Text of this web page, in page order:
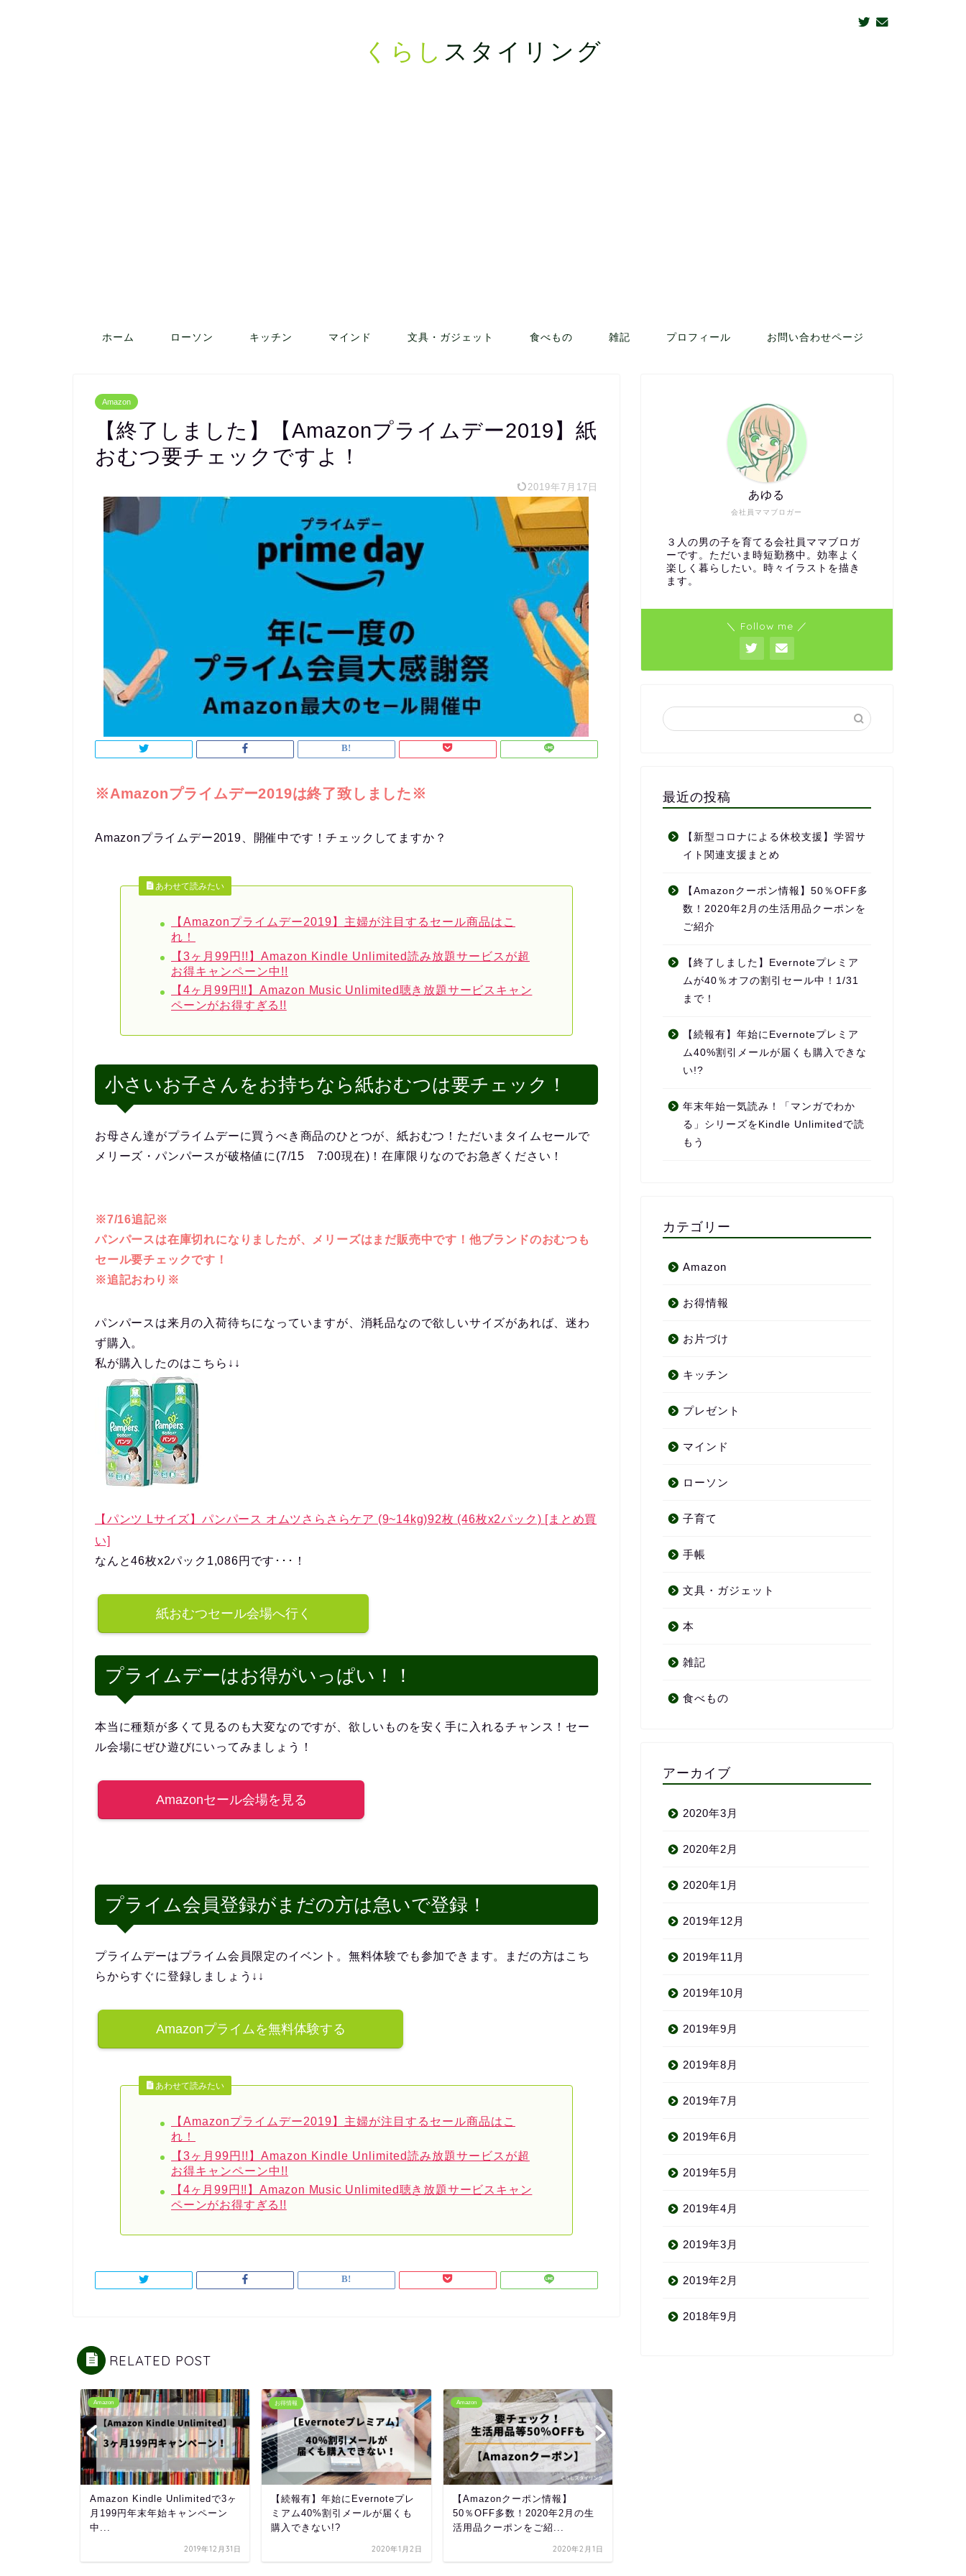
くらし スタイリング
ホーム ローソン キッチン マインド 文具・ガジェット 食べもの 雑記 プロフィール お問い合わせページ
Amazon
【終了しました】【Amazonプライムデー2019】紙
おむつ要チェックですよ！
2019年7月17日
※Amazonプライムデー2019は終了致しました※
Amazonプライムデー2019、開催中です！チェックしてますか？
あわせて読みたい
【Amazonプライムデー2019】主婦が注目するセール商品はこ
れ！
【3ヶ月99円!!】Amazon Kindle Unlimited読み放題サービスが超
お得キャンペーン中!!
【4ヶ月99円!!】Amazon Music Unlimited聴き放題サービスキャン
ペーンがお得すぎる!!
小さいお子さんをお持ちなら紙おむつは要チェック！
お母さん達がプライムデーに買うべき商品のひとつが、紙おむつ！ただいまタイムセールで
メリーズ・パンパースが破格値に(7/15 7:00現在)！在庫限りなのでお急ぎください！
※7/16追記※
パンパースは在庫切れになりましたが、メリーズはまだ販売中です！他ブランドのおむつも
セール要チェックです！
※追記おわり※
パンパースは来月の入荷待ちになっていますが、消耗品なので欲しいサイズがあれば、迷わ
ず購入。
私が購入したのはこちら↓↓
【パンツ Lサイズ】パンパース オムツさらさらケア (9~14kg)92枚 (46枚x2パック) [まとめ買
い]
なんと46枚x2パック1,086円です･･･！
紙おむつセール会場へ行く
プライムデーはお得がいっぱい！！
本当に種類が多くて見るのも大変なのですが、欲しいものを安く手に入れるチャンス！セー
ル会場にぜひ遊びにいってみましょう！
Amazonセール会場を見る
プライム会員登録がまだの方は急いで登録！
プライムデーはプライム会員限定のイベント。無料体験でも参加できます。まだの方はこち
らからすぐに登録しましょう↓↓
Amazonプライムを無料体験する
あわせて読みたい
【Amazonプライムデー2019】主婦が注目するセール商品はこ
れ！
【3ヶ月99円!!】Amazon Kindle Unlimited読み放題サービスが超
お得キャンペーン中!!
【4ヶ月99円!!】Amazon Music Unlimited聴き放題サービスキャン
ペーンがお得すぎる!!
RELATED POST
Amazon
Amazon Kindle Unlimitedで3ヶ
月199円年末年始キャンペーン
中...
2019年12月31日
お得情報
【続報有】年始にEvernoteプレ
ミアム40%割引メールが届くも
購入できない!?
2020年1月2日
Amazon
【Amazonクーポン情報】
50％OFF多数！2020年2月の生
活用品クーポンをご紹...
2020年2月1日
会社員ママブロガー
あゆる
３人の男の子を育てる会社員ママブロガ
ーです。ただいま時短勤務中。効率よく
楽しく暮らしたい。時々イラストを描き
ます。
＼ Follow me ／
最近の投稿
【新型コロナによる休校支援】学習サ
イト関連支援まとめ
【Amazonクーポン情報】50％OFF多
数！2020年2月の生活用品クーポンを
ご紹介
【終了しました】Evernoteプレミア
ムが40％オフの割引セール中！1/31
まで！
【続報有】年始にEvernoteプレミア
ム40%割引メールが届くも購入できな
い!?
年末年始一気読み！「マンガでわか
る」シリーズをKindle Unlimitedで読
もう
カテゴリー
Amazon
お得情報
お片づけ
キッチン
プレゼント
マインド
ローソン
子育て
手帳
文具・ガジェット
本
雑記
食べもの
アーカイブ
2020年3月
2020年2月
2020年1月
2019年12月
2019年11月
2019年10月
2019年9月
2019年8月
2019年7月
2019年6月
2019年5月
2019年4月
2019年3月
2019年2月
2018年9月